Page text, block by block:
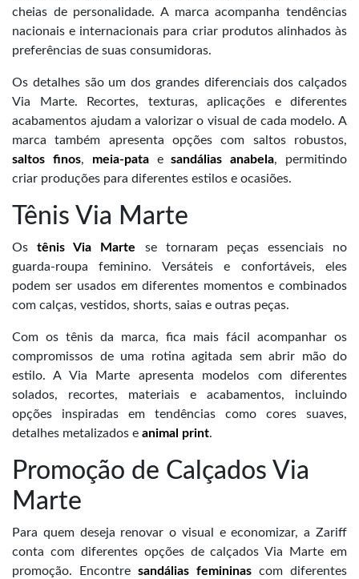
cheias de personalidade. A marca acompanha tendências
nacionais e internacionais para criar produtos alinhados às
preferências de suas consumidoras.
Os detalhes são um dos grandes diferenciais dos calçados
Via Marte. Recortes, texturas, aplicações e diferentes
acabamentos ajudam a valorizar o visual de cada modelo. A
marca também apresenta opções com saltos robustos,
saltos finos, meia-pataesandálias anabela, permitindo
criar produções para diferentes estilos e ocasiões.
Tênis Via Marte
Ostênis Via Marte se tornaram peças essenciais no
guarda-roupa feminino. Versáteis e confortáveis, eles
podem ser usados em diferentes momentos e combinados
com calças, vestidos, shorts, saias e outras peças.
Com os tênis da marca, fica mais fácil acompanhar os
compromissos de uma rotina agitada sem abrir mão do
estilo. A Via Marte apresenta modelos com diferentes
solados, recortes, materiais e acabamentos, incluindo
opções inspiradas em tendências como cores suaves,
detalhes metalizados e animal print.
Promoção de Calçados Via
Marte
Para quem deseja renovar o visual e economizar, a Zariff
conta com diferentes opções de calçados Via Marte em
promoção. Encontre sandálias femininas com diferentes